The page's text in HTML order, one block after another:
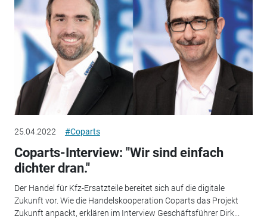
25.04.2022 #Coparts
Coparts-Interview: "Wir sind einfach
dichter dran."
Der Handel für Kfz-Ersatzteile bereitet sich auf die digitale
Zukunft vor. Wie die Handelskooperation Coparts das Projekt
Zukunft anpackt, erklären im Interview Geschäftsführer Dirk...